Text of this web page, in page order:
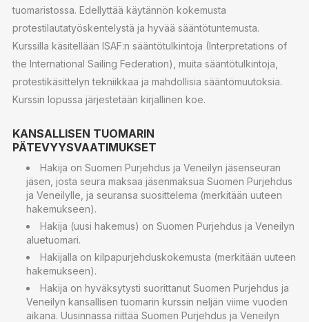
tuomaristossa. Edellyttää käytännön kokemusta
protestilautatyöskentelystä ja hyvää sääntötuntemusta.
Kurssilla käsitellään ISAF:n sääntötulkintoja (Interpretations of
the International Sailing Federation), muita sääntötulkintoja,
protestikäsittelyn tekniikkaa ja mahdollisia sääntömuutoksia.
Kurssin lopussa järjestetään kirjallinen koe.
KANSALLISEN TUOMARIN
PÄTEVYYSVAATIMUKSET
Hakija on Suomen Purjehdus ja Veneilyn jäsenseuran
jäsen, josta seura maksaa jäsenmaksua Suomen Purjehdus
ja Veneilylle, ja seuransa suosittelema (merkitään uuteen
hakemukseen).
Hakija (uusi hakemus) on Suomen Purjehdus ja Veneilyn
aluetuomari.
Hakijalla on kilpapurjehduskokemusta (merkitään uuteen
hakemukseen).
Hakija on hyväksytysti suorittanut Suomen Purjehdus ja
Veneilyn kansallisen tuomarin kurssin neljän viime vuoden
aikana. Uusinnassa riittää Suomen Purjehdus ja Veneilyn